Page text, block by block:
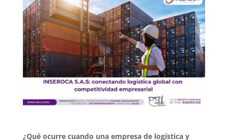
¿Qué ocurre cuando una empresa de logística y